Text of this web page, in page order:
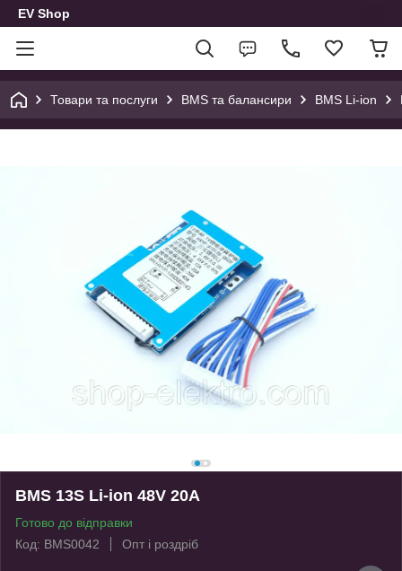
EV Shop
Товари та послуги BMS та балансири BMS Li-ion
BMS 13S Li-ion 48V 20А
Готово до відправки
Код: BMS0042
Опт і роздріб